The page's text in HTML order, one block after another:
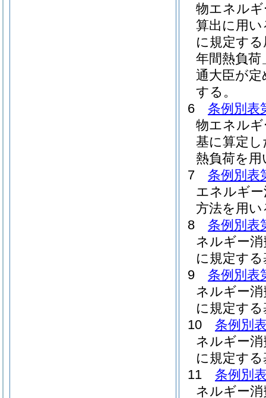
物エネル
算出に用
に規定す
年間熱負
通大臣が
する。
6 条例別表
物エネル
基に算定
熱負荷を
7 条例別表
エネルギ
方法を用
8 条例別表
ネルギー
に規定す
9 条例別表
ネルギー
に規定す
10 条例別
ネルギー
に規定す
11 条例別
ネルギー